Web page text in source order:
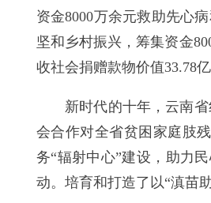
资金8000万余元救助先心
坚和乡村振兴，筹集资金
收社会捐赠款物价值33.78
新时代的十年，云南
会合作对全省贫困家庭肢
务“辐射中心”建设，助力
动。培育和打造了以“滇苗